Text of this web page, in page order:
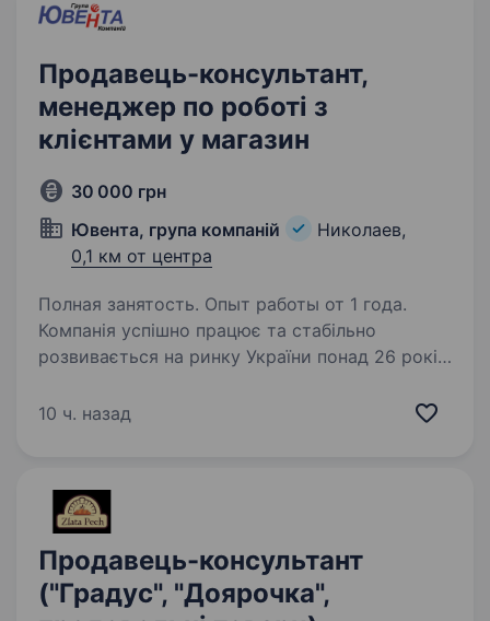
Продавець-консультант,
менеджер по роботі з
клієнтами у магазин
30 000 грн
Ювента, група компаній
Николаев,
0,1 км от центра
Полная занятость. Опыт работы от 1 года.
Компанія успішно працює та стабільно
розвивається на ринку України понад 26 років!
та професійної техніки ТМ Karcher / Німеччина
10 ч. назад
Продавець-консультант
("Градус", "Доярочка",